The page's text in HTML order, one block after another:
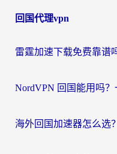
回国代理vpn